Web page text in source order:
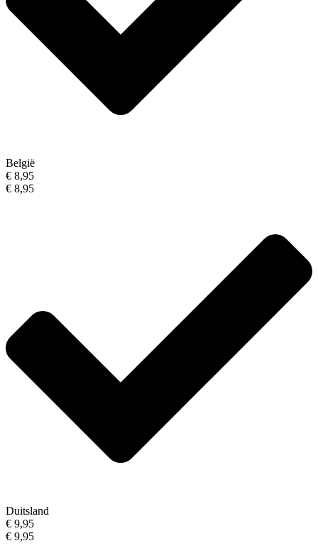
België
€ 8,95
€ 8,95
Duitsland
€ 9,95
€ 9,95